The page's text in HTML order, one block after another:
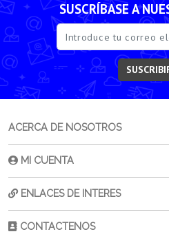
SUSCRÍBASE A
ACERCA DE NOSOTROS
MI CUENTA
ENLACES DE INTERES
CONTACTENOS